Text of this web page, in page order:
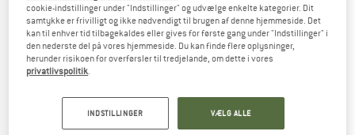
BUKSER - HERRER
S XL
cookie-indstillinger under "Indstillinger" og udvælge enkelte kategorier. Dit
samtykke er frivilligt og ikke nødvendigt til brugen af denne hjemmeside. Det
kan til enhver tid tilbagekaldes eller gives for første gang under "Indstillinger" i
den nederste del på vores hjemmeside. Du kan finde flere oplysninger,
herunder risikoen for overførsler til tredjelande, om dette i vores
privatlivspolitik.
INDSTILLINGER VÆLG ALLE